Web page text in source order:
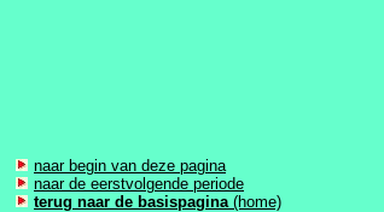
naar begin van deze pagina
naar de eerstvolgende periode
terug naar de basispagina(home)